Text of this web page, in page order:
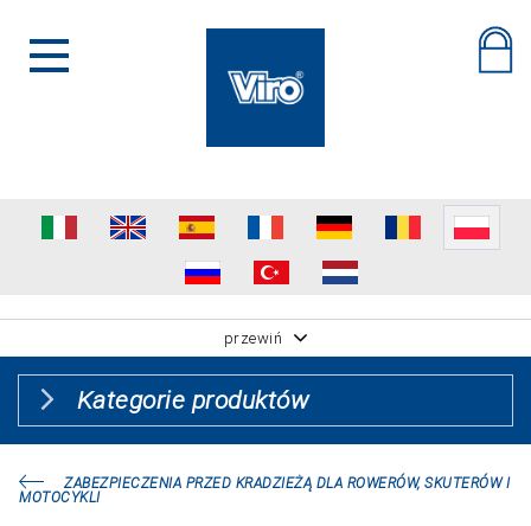
przewiń
Kategorie produktów
ZABEZPIECZENIA PRZED KRADZIEŻĄ DLA ROWERÓW, SKUTERÓW I
MOTOCYKLI